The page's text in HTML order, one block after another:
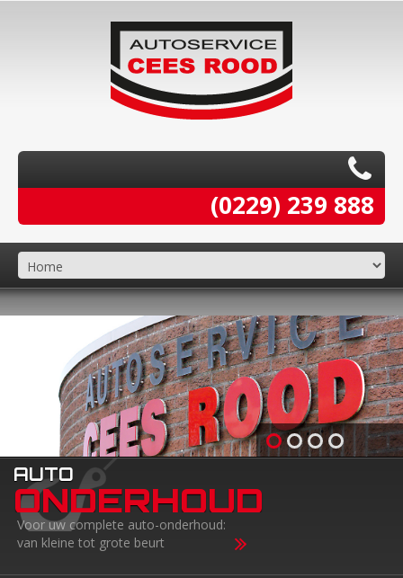
(0229) 239 888
AUTO
ONDERHOUD
Voor uw complete auto-onderhoud:
van kleine tot grote beurt